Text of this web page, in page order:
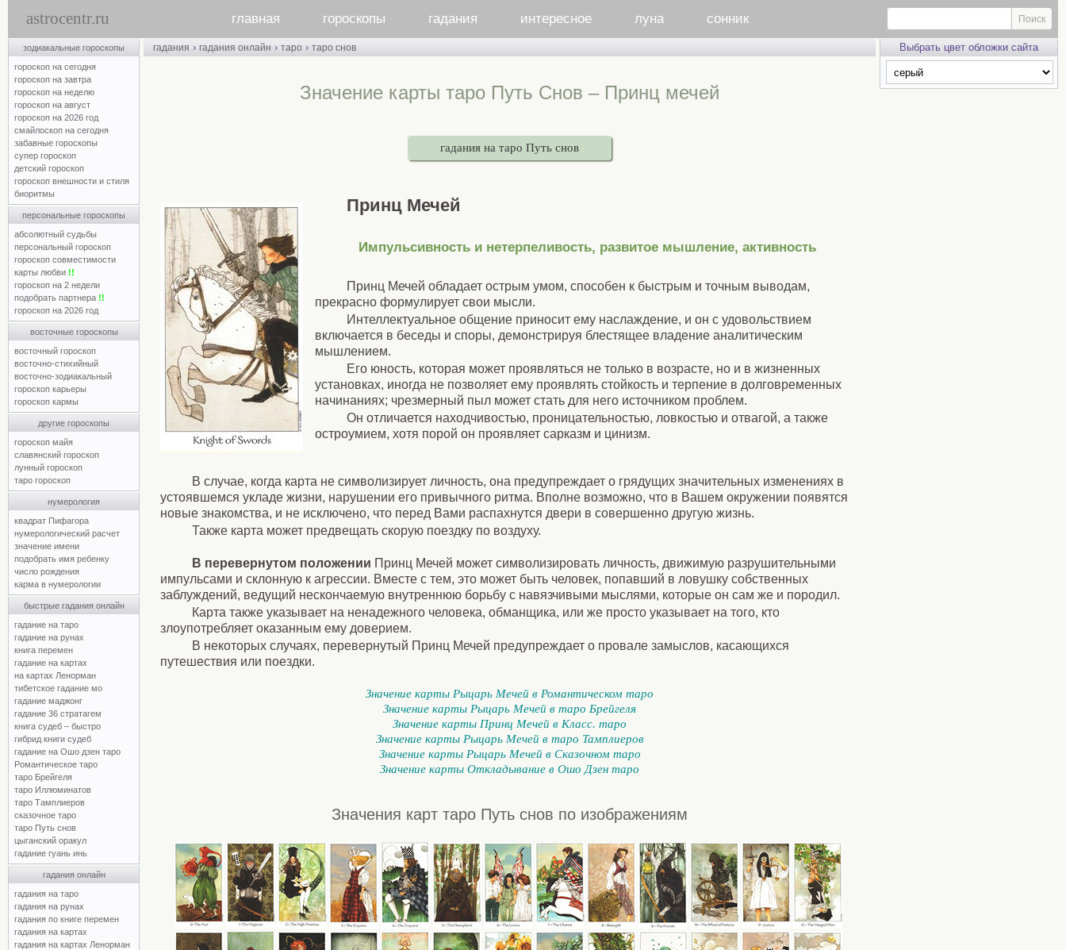
astrocentr.ru главная гороскопы гадания интересное луна сонник
зодиакальные гороскопы
гороскоп на сегодня
гороскоп на завтра
гороскоп на неделю
гороскоп на август
гороскоп на 2026 год
смайлоскоп на сегодня
забавные гороскопы
супер гороскоп
детский гороскоп
гороскоп внешности и стиля
биоритмы
персональные гороскопы
абсолютный судьбы
персональный гороскоп
гороскоп совместимости
карты любви !!
гороскоп на 2 недели
подобрать партнера !!
гороскоп на 2026 год
восточные гороскопы
восточный гороскоп
восточно-стихийный
восточно-зодиакальный
гороскоп карьеры
гороскоп кармы
другие гороскопы
гороскоп майя
славянский гороскоп
лунный гороскоп
таро гороскоп
нумерология
квадрат Пифагора
нумерологический расчет
значение имени
подобрать имя ребенку
число рождения
карма в нумерологии
быстрые гадания онлайн
гадание на таро
гадание на рунах
книга перемен
гадание на картах
на картах Ленорман
тибетское гадание мо
гадание маджонг
гадание 36 стратагем
книга судеб – быстро
гибрид книги судеб
гадание на Ошо дзен таро
Романтическое таро
таро Брейгеля
таро Иллюминатов
таро Тамплиеров
сказочное таро
таро Путь снов
цыганский оракул
гадание гуань инь
гадания онлайн
гадания на таро
гадания на рунах
гадания по книге перемен
гадания на картах
гадания на картах Ленорман
гадания › гадания онлайн › таро › таро снов
Значение карты таро Путь Снов – Принц мечей
гадания на таро Путь снов
Принц Мечей
Импульсивность и нетерпеливость, развитое мышление, активность
Принц Мечей обладает острым умом, способен к быстрым и точным выводам,
прекрасно формулирует свои мысли.
Интеллектуальное общение приносит ему наслаждение, и он с удовольствием
включается в беседы и споры, демонстрируя блестящее владение аналитическим
мышлением.
Его юность, которая может проявляться не только в возрасте, но и в жизненных
установках, иногда не позволяет ему проявлять стойкость и терпение в долговременных
начинаниях; чрезмерный пыл может стать для него источником проблем.
Он отличается находчивостью, проницательностью, ловкостью и отвагой, а также
остроумием, хотя порой он проявляет сарказм и цинизм.
В случае, когда карта не символизирует личность, она предупреждает о грядущих значительных изменениях в
устоявшемся укладе жизни, нарушении его привычного ритма. Вполне возможно, что в Вашем окружении появятся
новые знакомства, и не исключено, что перед Вами распахнутся двери в совершенно другую жизнь.
Также карта может предвещать скорую поездку по воздуху.
В перевернутом положении Принц Мечей может символизировать личность, движимую разрушительными
импульсами и склонную к агрессии. Вместе с тем, это может быть человек, попавший в ловушку собственных
заблуждений, ведущий нескончаемую внутреннюю борьбу с навязчивыми мыслями, которые он сам же и породил.
Карта также указывает на ненадежного человека, обманщика, или же просто указывает на того, кто
злоупотребляет оказанным ему доверием.
В некоторых случаях, перевернутый Принц Мечей предупреждает о провале замыслов, касающихся
путешествия или поездки.
Значение карты Рыцарь Мечей в Романтическом таро
Значение карты Рыцарь Мечей в таро Брейгеля
Значение карты Принц Мечей в Класс. таро
Значение карты Рыцарь Мечей в таро Тамплиеров
Значение карты Рыцарь Мечей в Сказочном таро
Значение карты Откладывание в Ошо Дзен таро
Значения карт таро Путь снов по изображениям
Выбрать цвет обложки сайта